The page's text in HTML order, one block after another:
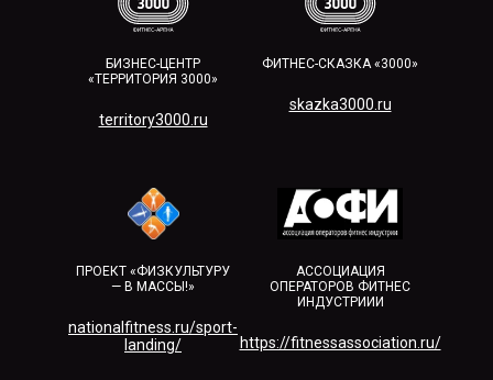
БИЗНЕС-ЦЕНТР
«ТЕРРИТОРИЯ 3000»
territory3000.ru​
ФИТНЕС-СКАЗКА «3000»
skazka3000.ru
ПРОЕКТ «ФИЗКУЛЬТУРУ
— В МАССЫ!»
nationalfitness.ru/sport-
landing/
АССОЦИАЦИЯ
ОПЕРАТОРОВ ФИТНЕС
ИНДУСТРИИИ
https://fitnessassociation.ru/